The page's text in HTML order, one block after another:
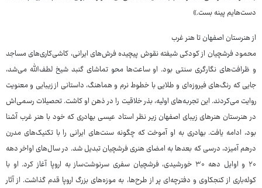
دست‌هایم پینه بست.»
از هنرستان اصفهان تا هنر غرب
محمود فرشچیان از کودکی شیفته نقوش پیچیده فرش‌های ایرانی، کاشی‌کاری‌های مساجد
و ظرافت‌های نگارگری سنتی بود. او ساعت‌ها محو تماشای گنبد شیخ لطف‌الله می‌شد،
جایی که رنگ‌های فیروزه‌ای و طلایی با خطوط نرم و هماهنگ، داستانی از زیبایی و معنویت
روایت می‌کردند. این تجربه‌های اولیه، بذر خلاقیت را در ذهن او کاشت. تحصیلات رسمی‌اش
در هنرستان هنرهای زیبای اصفهان زیر نظر استاد عیسی بهادری که خود با هنر غرب آشنا
بود، ادامه یافت. بهادری به او آموخت که چگونه سنت‌های ایرانی را با تکنیک‌های مدرن
درهم آمیزد، درسی که بعدها به امضای هنری فرشچیان تبدیل شد. در سال‌های اواخر دهه
۲۰ و اوایل دهه ۳۰ خورشیدی، فرشچیان سفری سرنوشت‌ساز به اروپا آغاز کرد. او با
کوله‌باری از کنجکاوی و دفترچه‌ای پر از طرح‌ها، به موزه‌های بزرگ اروپا قدم گذاشت. از آثار